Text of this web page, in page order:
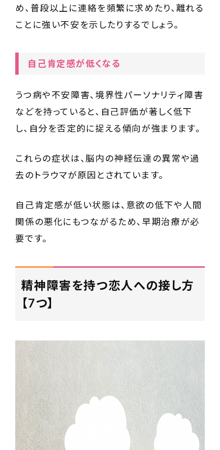
め、普段以上に連絡を頻繁に求めたり、離れる
ことに強い不安を示したりするでしょう。
自己肯定感が低くなる
うつ病や不安障害、境界性パーソナリティ障害
などを持っていると、自己評価が著しく低下
し、自分を否定的に捉える傾向が強まります。
これらの症状は、脳内の神経伝達の異常や過
去のトラウマが原因とされています。
自己肯定感が低い状態は、意欲の低下や人間
関係の悪化にもつながるため、早期治療が必
要です。
精神障害を持つ恋人への接し方
【7つ】